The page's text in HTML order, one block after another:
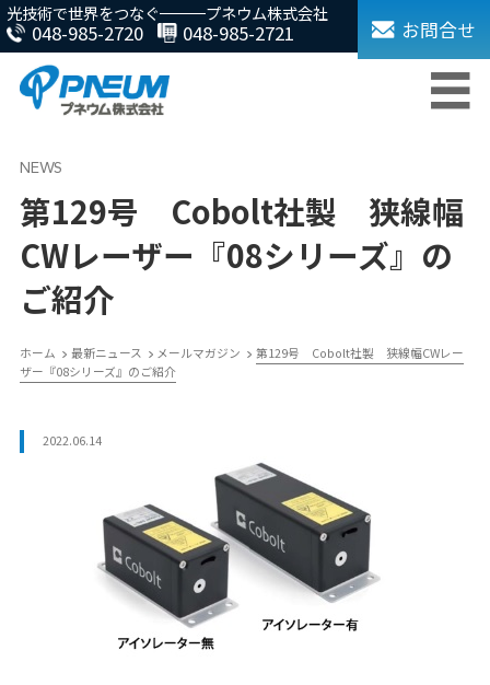
光技術で世界をつなぐ プネウム株式会社
048-985-2720 048-985-2721 お問合せ
第129号 Cobolt社製 狭線幅
CWレーザー『08シリーズ』の
ご紹介
ホーム 最新ニュース メールマガジン
第129号 Cobolt社製 狭線幅CWレー
ザー『08シリーズ』のご紹介
2022.06.14